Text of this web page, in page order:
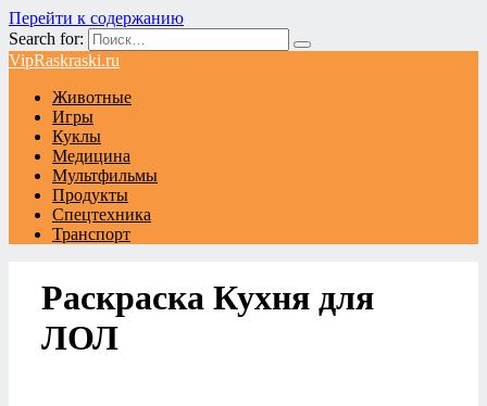
Перейти к содержанию
Search for:
VipRaskraski.ru
Животные
Игры
Куклы
Медицина
Мультфильмы
Продукты
Спецтехника
Транспорт
Раскраска Кухня для
ЛОЛ